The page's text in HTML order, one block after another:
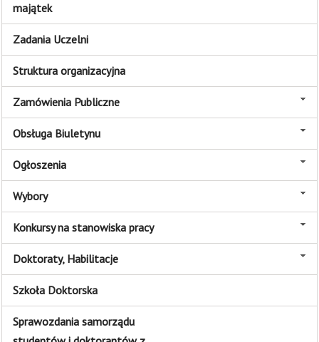
majątek
Zadania Uczelni
Struktura organizacyjna
Zamówienia Publiczne
Obsługa Biuletynu
Ogłoszenia
Wybory
Konkursy na stanowiska pracy
Doktoraty, Habilitacje
Szkoła Doktorska
Sprawozdania samorządu